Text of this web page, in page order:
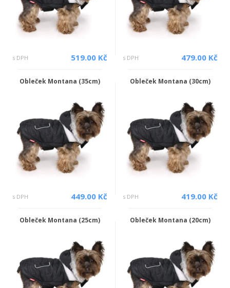
s DPH 519.00 Kč s DPH 479.00 Kč
Obleček Montana (35cm)
s DPH 449.00 Kč
Obleček Montana (30cm)
s DPH 419.00 Kč
Obleček Montana (25cm) Obleček Montana (20cm)